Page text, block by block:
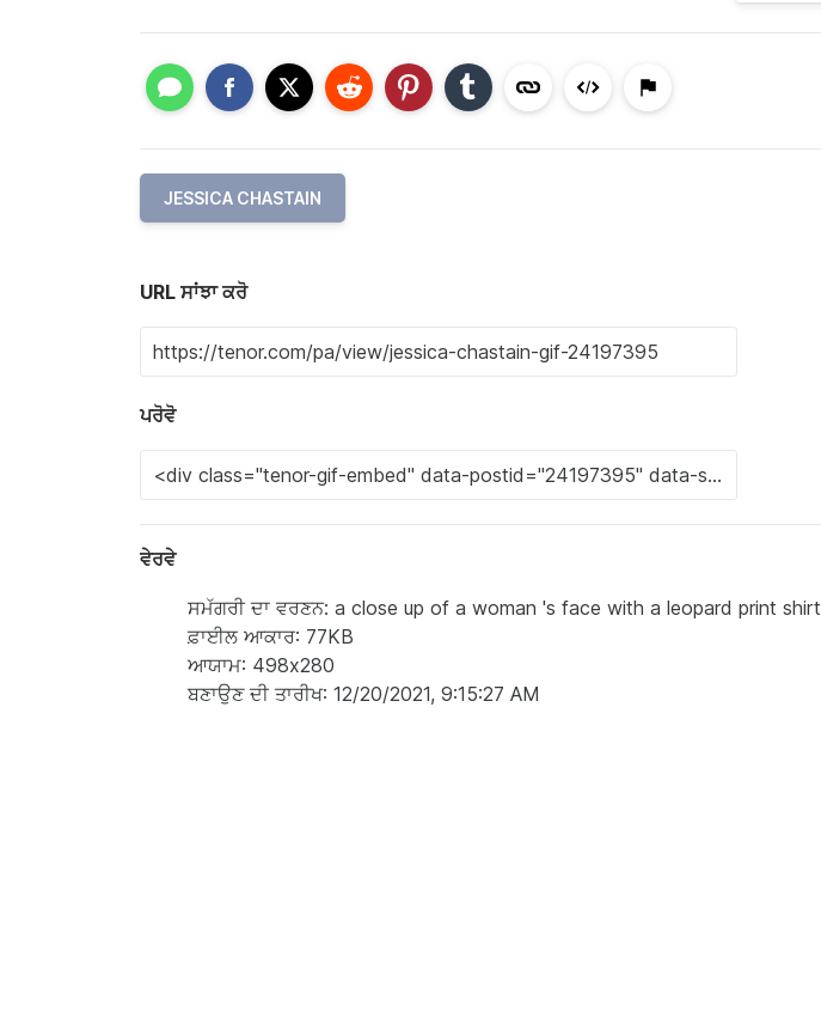
JESSICA CHASTAIN
URL ਸਾਂਝਾ ਕਰੋ
ਪਰੋਵੋ
ਵੇਰਵੇ
ਸਮੱਗਰੀ ਦਾ ਵਰਣਨ: a close up of a woman 's face with a leopard print shirt
ਫ਼ਾਈਲ ਆਕਾਰ: 77KB
ਆਯਾਮ: 498x280
ਬਣਾਉਣ ਦੀ ਤਾਰੀਖ: 12/20/2021, 9:15:27 AM